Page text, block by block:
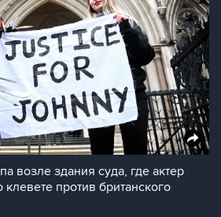
возле здания суда, где актер
против британского